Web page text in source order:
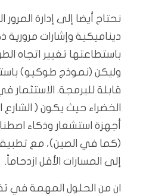
نحتاج أيضا إلى إدارة
ديناميكية وإشارات مرورية
باستطاعتها تغيير اتجاه
وليكن (نموذج طوكيو)
قابلة للبرمجة. الاستثمار
الخضراء حيث يكون (
أجهزة استشعار وذكاء
(كما في الصين)، مع
إلى المسارات الأقل ازدحاماً.
ان من الحلول المهمة في